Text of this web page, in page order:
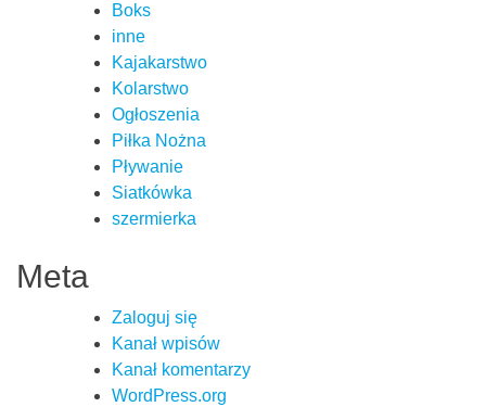
Boks
inne
Kajakarstwo
Kolarstwo
Ogłoszenia
Piłka Nożna
Pływanie
Siatkówka
szermierka
Meta
Zaloguj się
Kanał wpisów
Kanał komentarzy
WordPress.org